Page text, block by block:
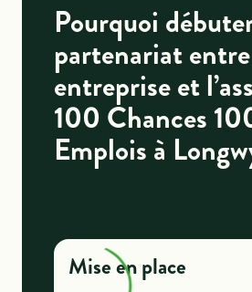
Pourquoi
partenariat
entreprise et
100 Chances
Emplois à
Mise en place